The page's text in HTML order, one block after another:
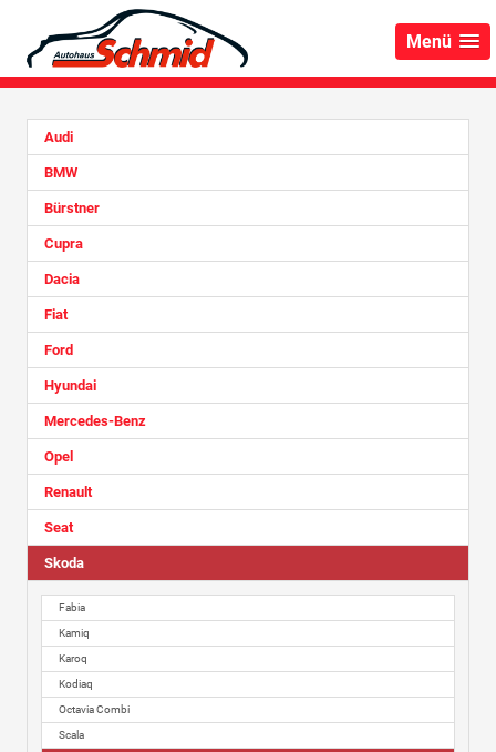
Menü
Audi
BMW
Bürstner
Cupra
Dacia
Fiat
Ford
Hyundai
Mercedes-Benz
Opel
Renault
Seat
Skoda
Fabia
Kamiq
Karoq
Kodiaq
Octavia Combi
Scala